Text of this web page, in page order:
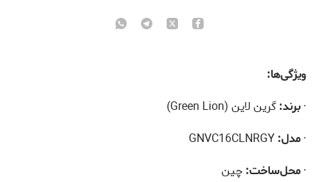
ویژگی‌ها:
·برند:گرین لاین (Green Lion)
·مدل:
·محل‌ساخت: چین